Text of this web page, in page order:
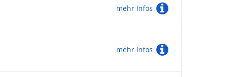
mehr Infos
mehr Infos